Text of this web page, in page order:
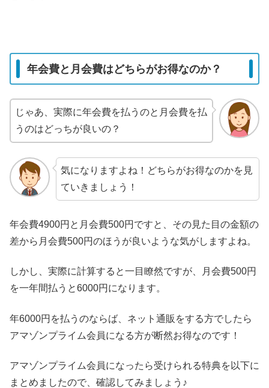
年会費と月会費はどちらがお得なのか？
じゃあ、実際に年会費を払うのと月会費を払
うのはどっちが良いの？
気になりますよね！どちらがお得なのかを見
ていきましょう！
年会費4900円と月会費500円ですと、その見た目の金額の
差から月会費500円のほうが良いような気がしますよね。
しかし、実際に計算すると一目瞭然ですが、月会費500円
を一年間払うと6000円になります。
年6000円を払うのならば、ネット通販をする方でしたら
アマゾンプライム会員になる方が断然お得なのです！
アマゾンプライム会員になったら受けられる特典を以下に
まとめましたので、確認してみましょう♪